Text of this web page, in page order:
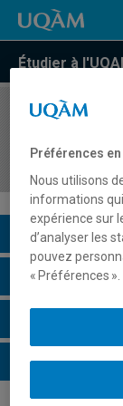
Étudier à
COURS//
touristiques
Description du
Horaire - Été
Horaire -
Horaire -
Préférences
Nous utilisons
informations
expérience sur
d’analyser les
pouvez
« Préférences ».